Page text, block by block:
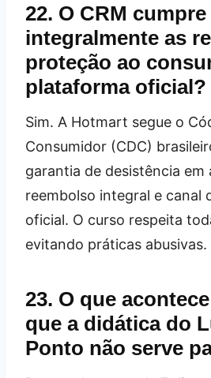
22. O CRM cumpre
integralmente as
proteção ao
plataforma oficial?
Sim. A Hotmart segue o
Consumidor (CDC)
garantia de desistência em
reembolso integral e canal
oficial. O curso respeita
evitando práticas abusivas.
23. O que
que a didática do
Ponto não serve